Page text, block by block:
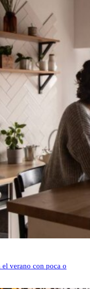
verano con poca o